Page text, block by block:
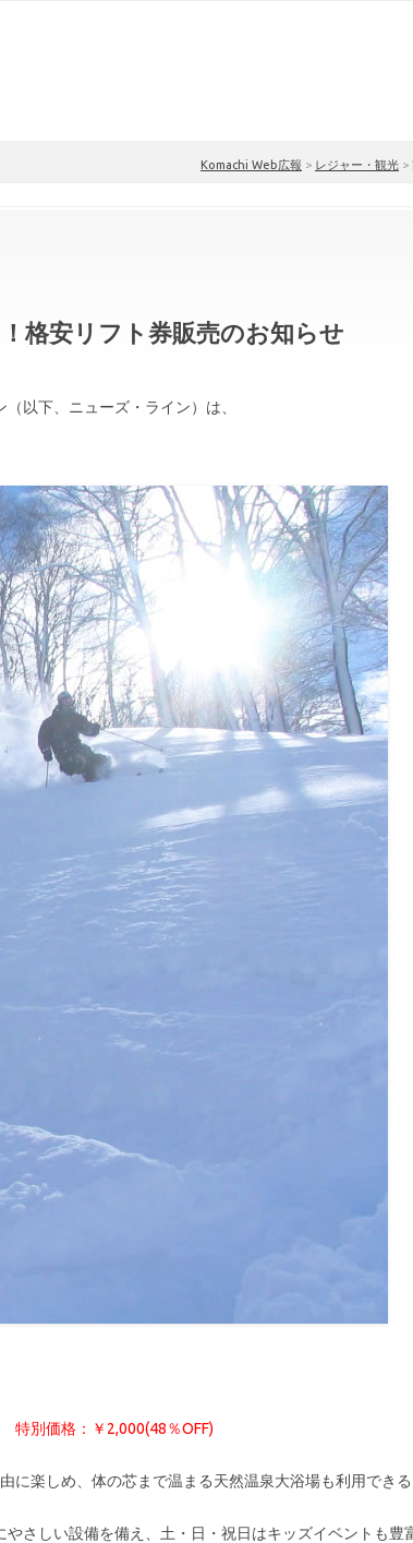
Komachi Web広報 > レジャー・観光 >
格安リフト券販売のお知らせ
以下、ニューズ・ライン）は、
特別価格：￥2,000(48％OFF)
に楽しめ、体の芯まで温まる天然温泉大浴場も利用できる
さしい設備を備え、土・日・祝日はキッズイベントも豊